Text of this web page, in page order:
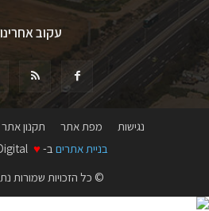
עקוב אחרינו
נגישות מפת אתר תקנון אתר
בניית אתרים ב- ♥
© כל הזכויות שמורות